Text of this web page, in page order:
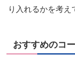
り入れるかを考え
おすすめのコ